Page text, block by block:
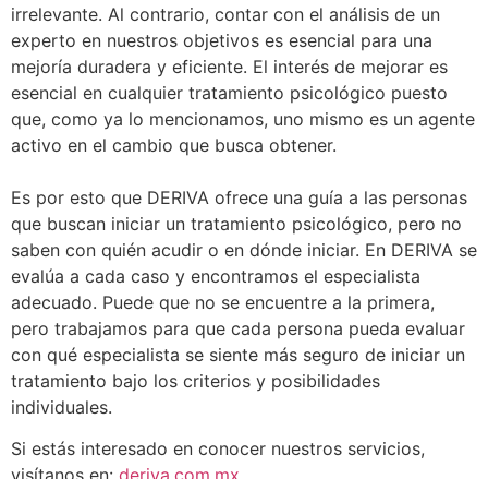
irrelevante. Al contrario, contar con el análisis de un
experto en nuestros objetivos es esencial para una
mejoría duradera y eficiente. El interés de mejorar es
esencial en cualquier tratamiento psicológico puesto
que, como ya lo mencionamos, uno mismo es un agente
activo en el cambio que busca obtener.
Es por esto que DERIVA ofrece una guía a las personas
que buscan iniciar un tratamiento psicológico, pero no
saben con quién acudir o en dónde iniciar. En DERIVA se
evalúa a cada caso y encontramos el especialista
adecuado. Puede que no se encuentre a la primera,
pero trabajamos para que cada persona pueda evaluar
con qué especialista se siente más seguro de iniciar un
tratamiento bajo los criterios y posibilidades
individuales.
Si estás interesado en conocer nuestros servicios,